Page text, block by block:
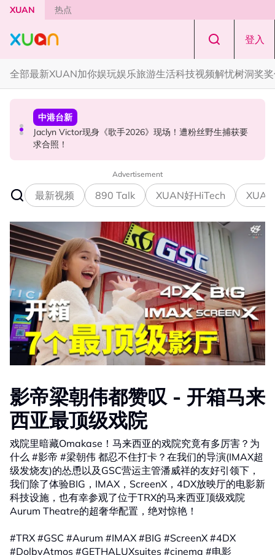
Skip to main content
XUAN 热点
登入
全部最新XUAN加你娱玩娱乐旅游生活科技视频解忧树洞奖
国际星闻
YG大楼遭女粉持高尔夫球杆猛砸！BLACKPINK 10周年最
新进展曝光！
中港台新
Jaclyn Victor现身《歌手2026》现场！遭粉丝野生捕获要
求合照！
节庆
知多点 | 2026 农历七月鬼门开！10 大禁忌宁可信其有 少
穿全黑、全白
Advertisement
最新视频 890 Talk XUAN好HiTech
影帝梁朝伟都赞叹 - 开箱马来
西亚最顶级戏院
戏院里暗藏Omakase！马来西亚的戏院究竟有多厉害？为
什么 #影帝 #梁朝伟 都忍不住打卡？在我们的导演(IMAX超
级发烧友)的怂恿以及GSC营运主管潘威祥的友好引领下，
我们除了体验BIG，IMAX，ScreenX，4DX放映厅的电影新
科技设施，也有幸参观了位于TRX的马来西亚顶级戏院
Aurum Theatre的超奢华配置，绝对惊艳！
#TRX #GSC #Aurum #IMAX #BIG #ScreenX #4DX
#DolbyAtmos #GETHALUXsuites #cinema #电影